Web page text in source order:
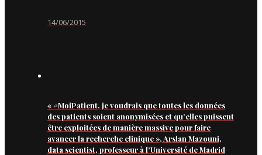
14/06/2015
« #MoiPatient, je voudrais que toutes les données
des patients soient anonymisées et qu’elles puissent
être exploitées de manière massive pour faire
avancer la recherche clinique », Arslan Mazouni,
data scientist, professeur à l’Université de Madrid